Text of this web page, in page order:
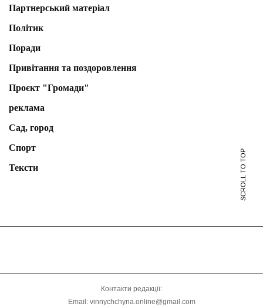
Партнерський матеріал
Політик
Поради
Привітання та поздоровлення
Проєкт "Громади"
реклама
Сад, город
Спорт
Тексти
SCROLL TO TOP
Контакти редакції:
Email: vinnychchyna.online@gmail.com